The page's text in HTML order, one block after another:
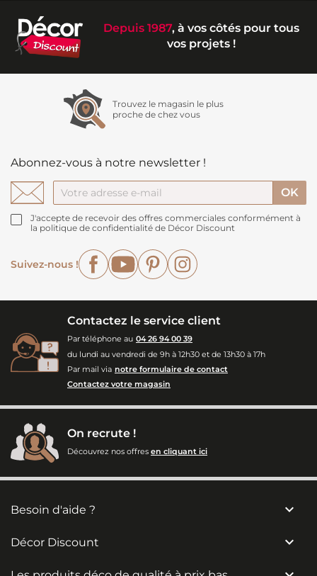
Depuis 1987, à vos côtés pour tous
vos projets !
Trouvez le magasin le plus
proche de chez vous
Abonnez-vous à notre newsletter !
J'accepte de recevoir des offres commerciales conformément à
la politique de confidentialité de Décor Discount
Suivez-nous !
FacebookYouTubePinterest
Contactez le service client
Par téléphone au 04 26 94 00 39
du lundi au vendredi de 9h à 12h30 et de 13h30 à 17h
Par mail via notre formulaire de contact
Contactez votre magasin
On recrute !
Découvrez nos offres en cliquant ici
Besoin d'aide ? 
Décor Discount 